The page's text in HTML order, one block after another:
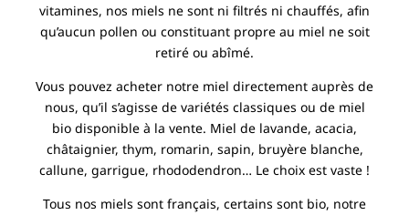
vitamines, nos miels ne sont ni filtrés ni chauffés, afin
qu’aucun pollen ou constituant propre au miel ne soit
retiré ou abîmé.
Vous pouvez acheter notre miel directement auprès de
nous, qu’il s’agisse de variétés classiques ou de miel
bio disponible à la vente. Miel de lavande, acacia,
châtaignier, thym, romarin, sapin, bruyère blanche,
callune, garrigue, rhododendron… Le choix est vaste !
Tous nos miels sont français, certains sont bio, notre